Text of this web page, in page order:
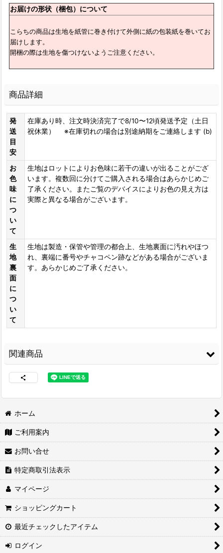
お届けの形状（梱包）について
こらちの商品は生地を紙管に巻き付けて外側に紙の包装紙を巻いてお
届けします。
開梱の際は生地を傷つけないようご注意ください。
商品詳細
発
送
目
安
在庫あり時、注文時決済完了で8/10〜12頃発送予定（土日
祝休業） ※在庫切れの場合は別途納期をご連絡します (b)
お
色
味
に
つ
い
て
生地はロットによりお色味に若干の違いが出ることがござ
います。複数回に分けてご購入される場合はあらかじめご
了承ください。またご覧のデバイスによりお色の見え方は
実際と異なる場合がございます。
生
地
裏
面
に
つ
い
て
生地は製造・保管や管理の都合上、生地裏面に汚れやほつ
れ、裏端に番号やチャコペン跡などがある場合がございま
す。あらかじめご了承ください。
関連商品
両面接着シート [WS-
100]
2,460円(税込)
3M スプレーのり
コニシ ボンド Gクリ
CLEAR170]
ホーム
ご利用案内
お問い合せ
特定商取引法表示
マイページ
ショッピングカート
最近チェックしたアイテム
ログイン